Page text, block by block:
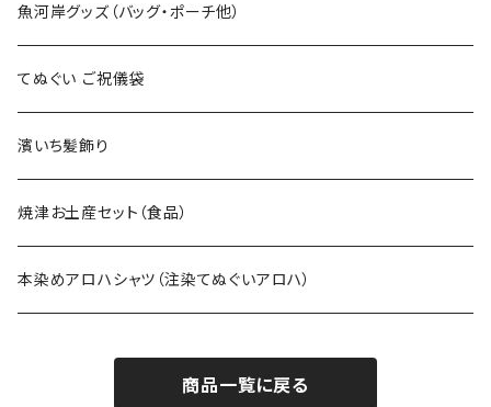
上下セット
魚河岸グッズ（バッグ・ポーチ他）
てぬぐい ご祝儀袋
濱いち髪飾り
焼津お土産セット（食品）
本染めアロハシャツ（注染てぬぐいアロハ）
商品一覧に戻る